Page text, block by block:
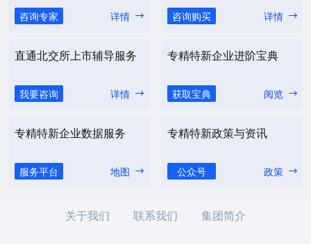
咨询专家 详情 咨询购买 详情
直通北交所上市辅导服务
我要咨询 详情
专精特新企业进阶宝典
获取宝典 阅览
专精特新企业数据服务
服务平台 地图
专精特新政策与资讯
公众号 政策
关于我们 联系我们 集团简介